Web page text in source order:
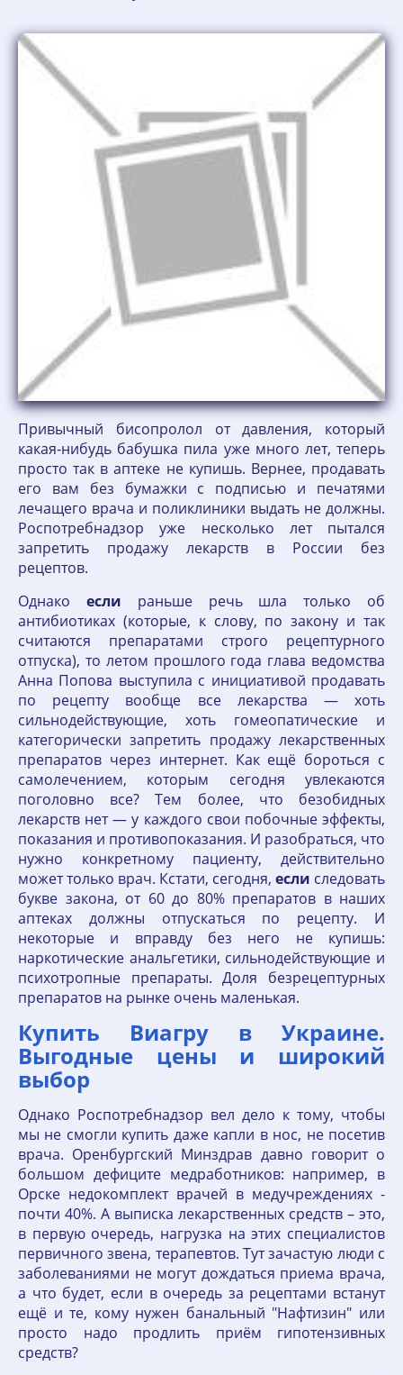
Привычный бисопролол от давления, который
какая-нибудь бабушка пила уже много лет, теперь
просто так в аптеке не купишь. Вернее, продавать
его вам без бумажки с подписью и печатями
лечащего врача и поликлиники выдать не должны.
Роспотребнадзор уже несколько лет пытался
запретить продажу лекарств в России без
рецептов.
Однако если раньше речь шла только об
антибиотиках (которые, к слову, по закону и так
считаются препаратами строго рецептурного
отпуска), то летом прошлого года глава ведомства
Анна Попова выступила с инициативой продавать
по рецепту вообще все лекарства — хоть
сильнодействующие, хоть гомеопатические и
категорически запретить продажу лекарственных
препаратов через интернет. Как ещё бороться с
самолечением, которым сегодня увлекаются
поголовно все? Тем более, что безобидных
лекарств нет — у каждого свои побочные эффекты,
показания и противопоказания. И разобраться, что
нужно конкретному пациенту, действительно
может только врач. Кстати, сегодня, если следовать
букве закона, от 60 до 80% препаратов в наших
аптеках должны отпускаться по рецепту. И
некоторые и вправду без него не купишь:
наркотические анальгетики, сильнодействующие и
психотропные препараты. Доля безрецептурных
препаратов на рынке очень маленькая.
Купить Виагру в Украине.
Выгодные цены и широкий
выбор
Однако Роспотребнадзор вел дело к тому, чтобы
мы не смогли купить даже капли в нос, не посетив
врача. Оренбургский Минздрав давно говорит о
большом дефиците медработников: например, в
Орске недокомплект врачей в медучреждениях -
почти 40%. А выписка лекарственных средств – это,
в первую очередь, нагрузка на этих специалистов
первичного звена, терапевтов. Тут зачастую люди с
заболеваниями не могут дождаться приема врача,
а что будет, если в очередь за рецептами встанут
ещё и те, кому нужен банальный "Нафтизин" или
просто надо продлить приём гипотензивных
средств?